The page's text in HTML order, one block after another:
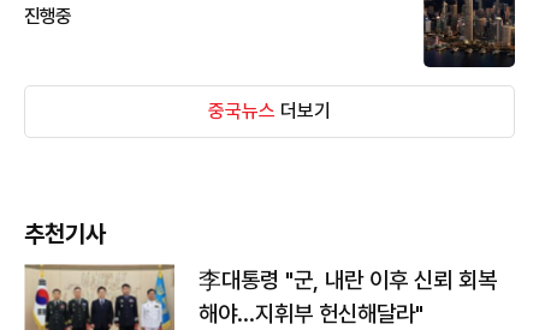
진행중
중국뉴스 더보기
추천기사
李대통령 "군, 내란 이후 신뢰 회복
해야…지휘부 헌신해달라"